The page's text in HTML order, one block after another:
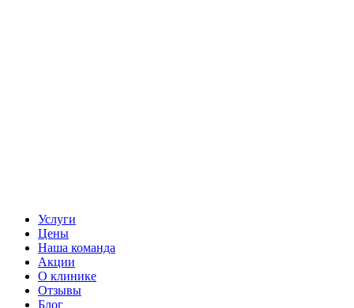
Услуги
Цены
Наша команда
Акции
О клинике
Отзывы
Блог